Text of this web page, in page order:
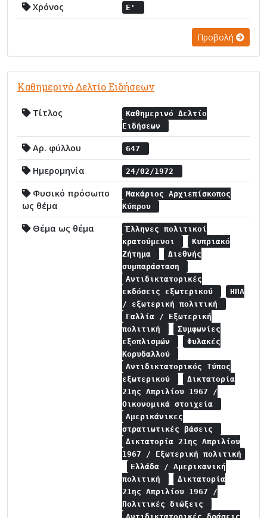
Χρόνος Ε'
Προβολή
Καθημερινό Δελτίο Ειδήσεων
Τίτλος
Καθημερινό Δελτίο
Ειδήσεων
Αρ. φύλλου 647
Ημερομηνία 24/02/1972
Φυσικό πρόσωπο
ως θέμα
Μακάριος Αρχιεπίσκοπος
Κύπρου
Θέμα ως θέμα
Έλληνες πολιτικοί
κρατούμενοι
Κυπριακό
Ζήτημα
Διεθνής
συμπαράσταση
Αντιδικτατορικές
εκδόσεις εξωτερικού
ΗΠΑ
/ εξωτερική πολιτική
Γαλλία / Εξωτερική
πολιτική
Συμφωνίες
εξοπλισμών
Φυλακές
Κορυδαλλού
Αντιδικτατορικός Τύπος
εξωτερικού
Δικτατορία
21ης Απριλίου 1967 /
Οικονομικά στοιχεία
Αμερικάνικες
στρατιωτικές βάσεις
Δικτατορία 21ης Απριλίου
1967 / Εξωτερική πολιτική
Ελλάδα / Αμερικανική
πολιτική
Δικτατορία
21ης Απριλίου 1967 /
Πολιτικές διώξεις